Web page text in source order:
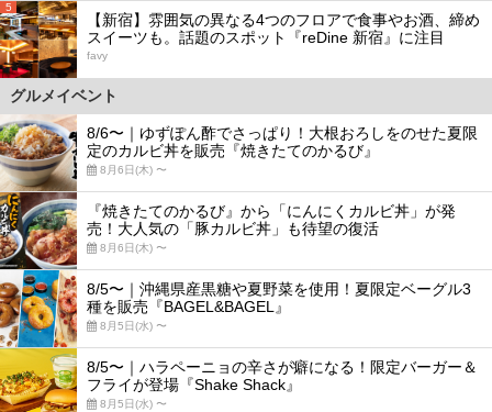
5
【新宿】雰囲気の異なる4つのフロアで食事やお酒、締め
スイーツも。話題のスポット『reDine 新宿』に注目
favy
グルメイベント
8/6〜｜ゆずぽん酢でさっぱり！大根おろしをのせた夏限
定のカルビ丼を販売『焼きたてのかるび』
8月6日(木) 〜
『焼きたてのかるび』から「にんにくカルビ丼」が発
売！大人気の「豚カルビ丼」も待望の復活
8月6日(木) 〜
8/5〜｜沖縄県産黒糖や夏野菜を使用！夏限定ベーグル3
種を販売『BAGEL&BAGEL』
8月5日(水) 〜
8/5〜｜ハラペーニョの辛さが癖になる！限定バーガー＆
フライが登場『Shake Shack』
8月5日(水) 〜